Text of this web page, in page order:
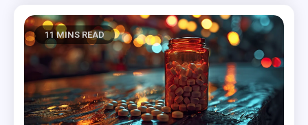
11 MINS READ